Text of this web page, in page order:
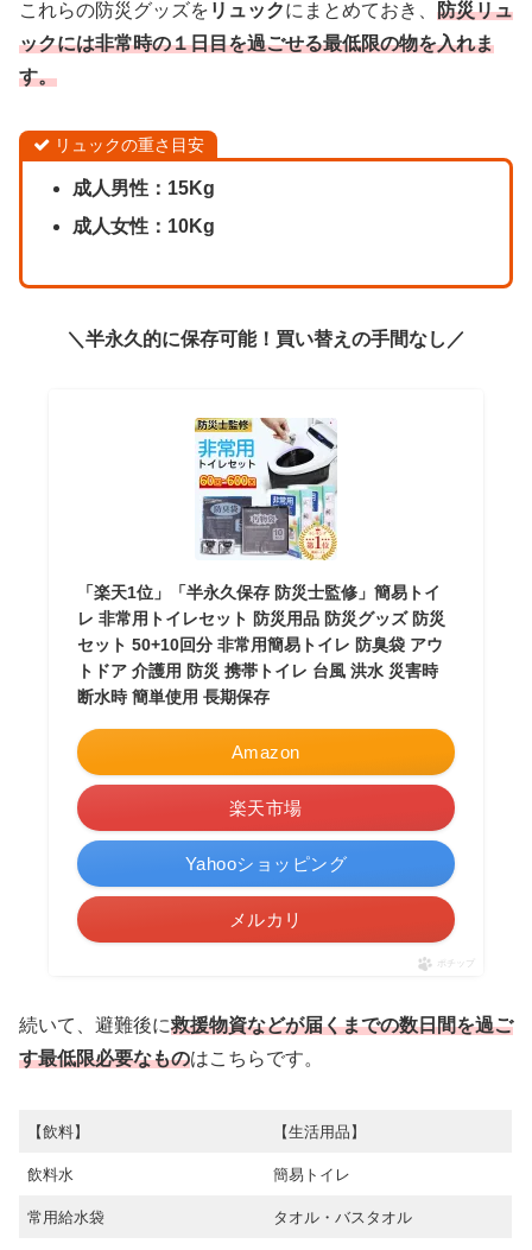
これらの防災グッズを リュックにまとめておき、 防災リュ
ックには非常時の１日目を過ごせる最低限の物を入れま
す。
リュックの重さ目安
成人男性：15Kg
成人女性：10Kg
＼半永久的に保存可能！買い替えの手間なし／
「楽天1位」「半永久保存 防災士監修」簡易トイ
レ 非常用トイレセット 防災用品 防災グッズ 防災
セット 50+10回分 非常用簡易トイレ 防臭袋 アウ
トドア 介護用 防災 携帯トイレ 台風 洪水 災害時
断水時 簡単使用 長期保存
Amazon
楽天市場
Yahooショッピング
メルカリ
ポチップ
続いて、避難後に救援物資などが届くまでの数日間を過ご
す最低限必要なものはこちらです。
【飲料】 【生活用品】
飲料水 簡易トイレ
常用給水袋 タオル・バスタオル